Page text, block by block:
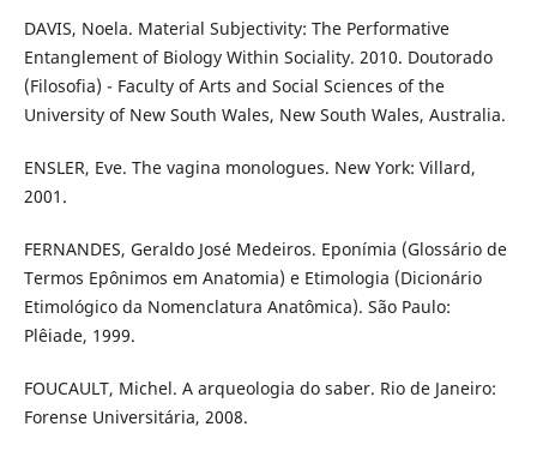
DAVIS, Noela. Material Subjectivity: The Performative
Entanglement of Biology Within Sociality. 2010. Doutorado
(Filosofia) - Faculty of Arts and Social Sciences of the
University of New South Wales, New South Wales, Australia.
ENSLER, Eve. The vagina monologues. New York: Villard,
2001.
FERNANDES, Geraldo José Medeiros. Eponímia (Glossário de
Termos Epônimos em Anatomia) e Etimologia (Dicionário
Etimológico da Nomenclatura Anatômica). São Paulo:
Plêiade, 1999.
FOUCAULT, Michel. A arqueologia do saber. Rio de Janeiro:
Forense Universitária, 2008.